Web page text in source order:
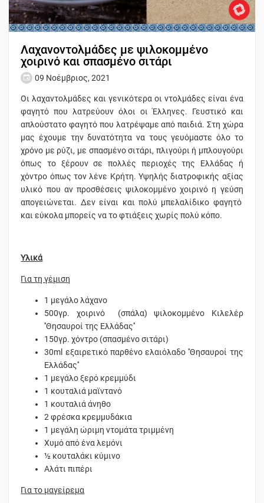
Λαχανοντολμάδες με ψιλοκομμένο
χοιρινό και σπασμένο σιτάρι
09 Νοέμβριος, 2021
Οι λαχαντολμάδες και γενικότερα οι ντολμάδες είναι ένα
φαγητό που λατρεύουν όλοι οι Έλληνες. Γευστικό και
απλούστατο φαγητό που λατρέψαμε από παιδιά. Στη χώρα
μας έχουμε την δυνατότητα να τους γευόμαστε όλο το
χρόνο με ρύζι, με σπασμένο σιτάρι, πλιγούρι ή μπλουγούρι
όπως το ξέρουν σε πολλές περιοχές της Ελλάδας ή
χόντρο όπως τον λένε Κρήτη. Υψηλής διατροφικής αξίας
υλικό που αν προσθέσεις ψιλοκομμένο χοιρινό η γεύση
απογειώνεται. Δεν είναι και πολύ μπελαλίδικο φαγητό
και εύκολα μπορείς να το φτιάξεις χωρίς πολύ κόπο.
Υλικά
Για τη γέμιση
1 μεγάλο λάχανο
500γρ. χοιρινό (σπάλα) ψιλοκομμένο Κιλελέρ
''Θησαυροί της Ελλάδας''
150γρ. χόντρο (σπασμένο σιτάρι)
30ml εξαιρετικό παρθένο ελαιόλαδο ''Θησαυροί της
Ελλάδας''
1 μεγάλο ξερό κρεμμύδι
1 κουταλιά μαϊντανό
1 κουταλιά άνηθο
2 φρέσκα κρεμμυδάκια
1 μεγάλη ώριμη ντομάτα τριμμένη
Χυμό από ένα λεμόνι
½ κουταλάκι κύμινο
Αλάτι πιπέρι
Για το μαγείρεμα